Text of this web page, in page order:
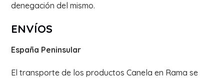
denegación del mismo.
ENVÍOS
España Peninsular
El transporte de los productos Canela en Rama se